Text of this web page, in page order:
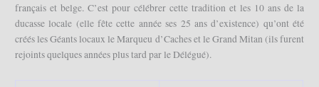
français et belge. C’est pour célébrer cette tradition et les 10 ans de la
ducasse locale (elle fête cette année ses 25 ans d’existence) qu’ont été
créés les Géants locaux le Marqueu d’Caches et le Grand Mitan (ils furent
rejoints quelques années plus tard par le Délégué).